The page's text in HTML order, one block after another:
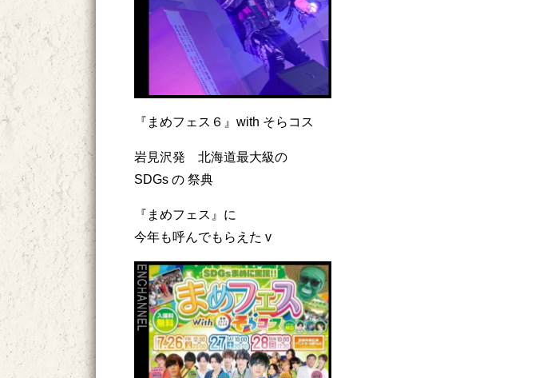
『まめフェス６』with そらコス
岩見沢発 北海道最大級の
SDGs の 祭典
『まめフェス』に
今年も呼んでもらえた v